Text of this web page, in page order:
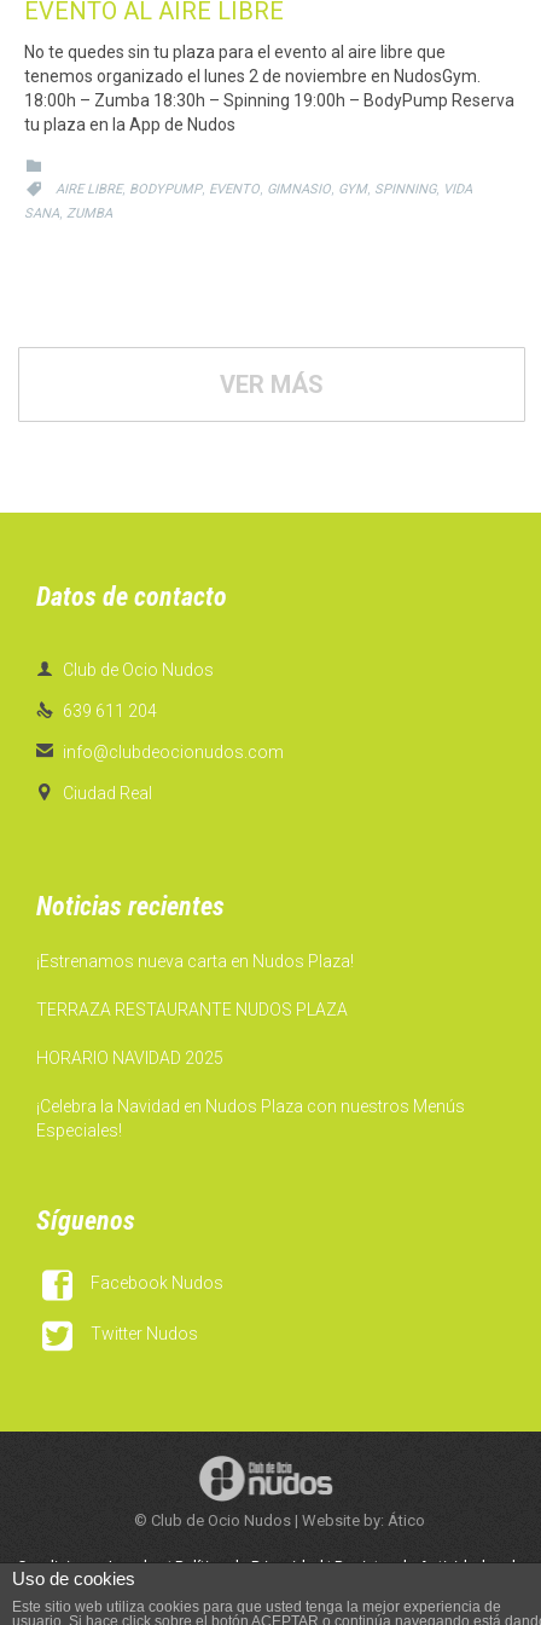
EVENTO AL AIRE LIBRE
No te quedes sin tu plaza para el evento al aire libre que
tenemos organizado el lunes 2 de noviembre en NudosGym.
18:00h – Zumba 18:30h – Spinning 19:00h – BodyPump Reserva
tu plaza en la App de Nudos

 CATEGORY
AIRE LIBRE, BODYPUMP, EVENTO, GIMNASIO, GYM, SPINNING, VIDA
SANA, ZUMBA
VER MÁS
Datos de contacto
 Club de Ocio Nudos
 639 611 204
 info@clubdeocionudos.com
 Ciudad Real
Noticias recientes
¡Estrenamos nueva carta en Nudos Plaza!
TERRAZA RESTAURANTE NUDOS PLAZA
HORARIO NAVIDAD 2025
¡Celebra la Navidad en Nudos Plaza con nuestros Menús
Especiales!
Síguenos
 Facebook Nudos
 Twitter Nudos
© Club de Ocio Nudos | Website by: Ático
Condiciones Legales|Política de Privacidad|Registro de Actividades de
Uso de cookies
Este sitio web utiliza cookies para que usted tenga la mejor experiencia de
usuario. Si hace click sobre el botón ACEPTAR o continúa navegando está